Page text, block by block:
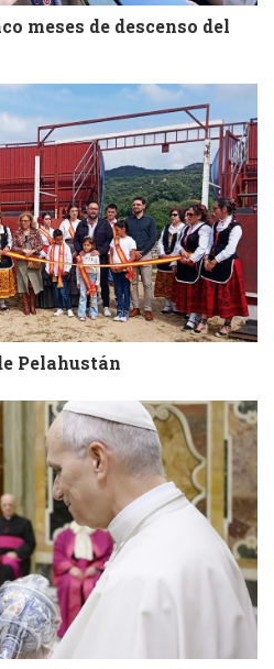
meses de descenso del
Pelahustán